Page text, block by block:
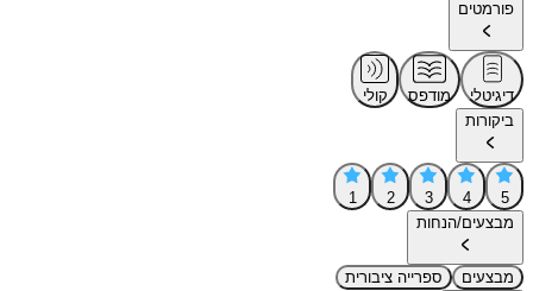
פורמטים
דיגיטלי מודפס
קולי
ביקורות
5
4
3
2
1
מבצעים/הנחות
מבצעים
ספרייה ציבורית